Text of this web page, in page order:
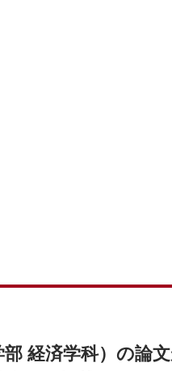
経済学科）の論